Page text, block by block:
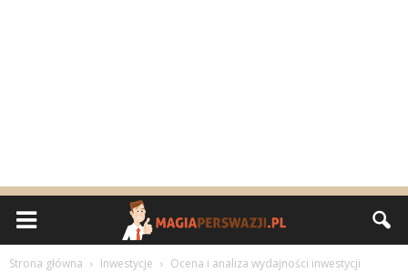
Strona główna Inwestycje Ocena i analiza wydajności inwestycji